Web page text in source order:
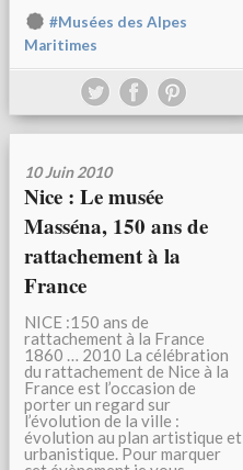
#Musées des Alpes
Maritimes
10 Juin 2010
Nice : Le musée
Masséna, 150 ans de
rattachement à la
France
NICE :150 ans de
rattachement à la France
1860 … 2010 La célébration
du rattachement de Nice à la
France est l’occasion de
porter un regard sur
l’évolution de la ville :
évolution au plan artistique et
urbanistique. Pour marquer